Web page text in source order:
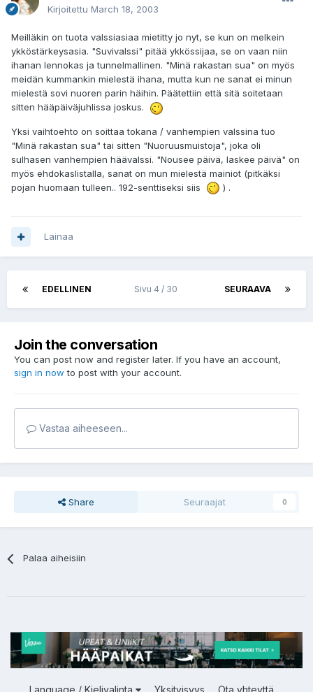
Kirjoitettu March 18, 2003
Meilläkin on tuota valssiasiaa mietitty jo nyt, se kun on melkein
ykköstärkeysasia. "Suvivalssi" pitää ykkössijaa, se on vaan niin
ihanan lennokas ja tunnelmallinen. "Minä rakastan sua" on myös
meidän kummankin mielestä ihana, mutta kun ne sanat ei minun
mielestä sovi nuoren parin häihin. Päätettiin että sitä soitetaan
sitten hääpäiväjuhlissa joskus.
Yksi vaihtoehto on soittaa tokana / vanhempien valssina tuo
"Minä rakastan sua" tai sitten "Nuoruusmuistoja", joka oli
sulhasen vanhempien häävalssi. "Nousee päivä, laskee päivä" on
myös ehdokaslistalla, sanat on mun mielestä mainiot (pitkäksi
pojan huomaan tulleen.. 192-senttiseksi siis
) .
Lainaa
EDELLINEN SEURAAVA
Sivu 4 / 30
Join the conversation
You can post now and register later. If you have an account,
sign in now to post with your account.
Vastaa aiheeseen...
Share Seuraajat 0
Palaa aiheisiin
Language / Kielivalinta Yksityisyys Ota yhteyttä